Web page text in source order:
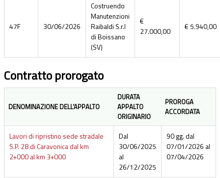
47F 30/06/2026
Costruendo
Manutenzioni
Raibaldi S.r.l
di Boissano
(SV)
€
27.000,00
€ 5.940,00
Contratto prorogato
DENOMINAZIONE DELL'APPALTO
DURATA
APPALTO
ORIGINARIO
PROROGA
ACCORDATA
Lavori di ripristino sede stradale
S.P. 28 di Caravonica dal km
2+000 al km 3+000
Dal
30/06/2025
al
26/12/2025
90 gg. dal
07/01/2026 al
07/04/2026